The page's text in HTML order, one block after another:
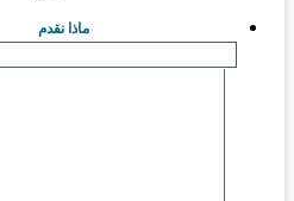
ماذا نقدم